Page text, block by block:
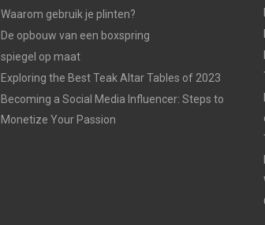
Waarom gebruik je plinten?
De opbouw van een boxspring
spiegel op maat
Exploring the Best Teak Altar Tables of 2023
Becoming a Social Media Influencer: Steps to
Monetize Your Passion